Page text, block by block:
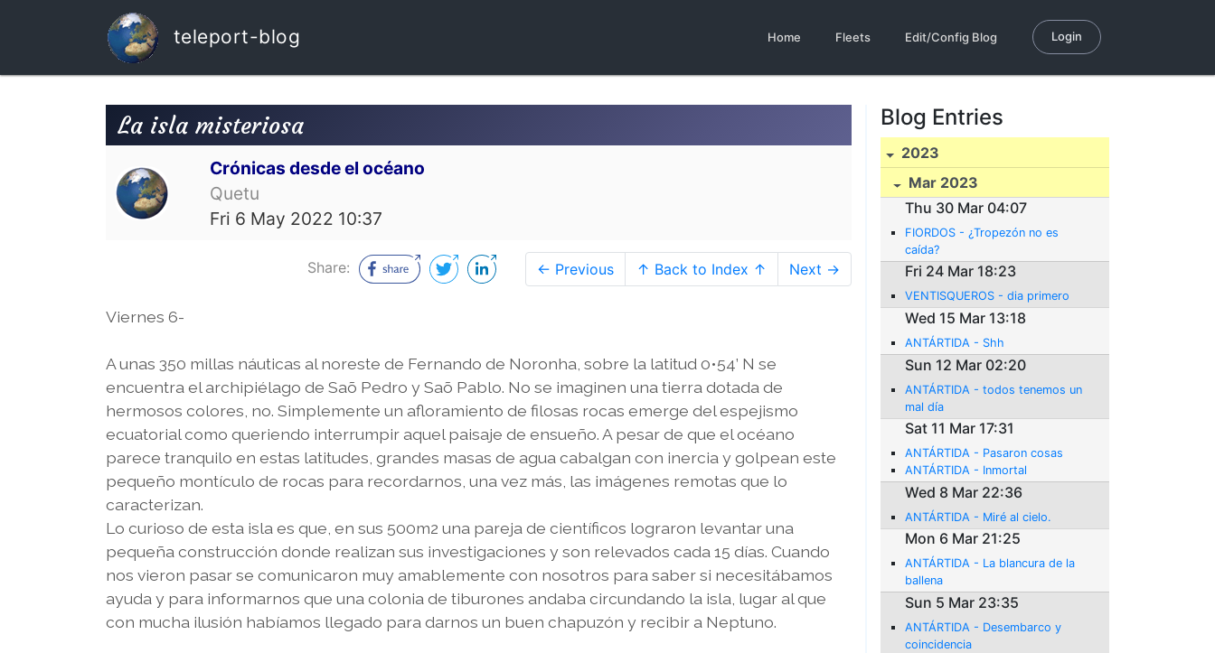
teleport-blog Home Fleets Edit/Config Blog Login
La isla misteriosa
Crónicas desde el océano
Quetu
Fri 6 May 2022 10:37
Share: ← Previous ↑ Back to Index ↑ Next →
Viernes 6-
A unas 350 millas náuticas al noreste de Fernando de Noronha, sobre la latitud 0•54’ N se
encuentra el archipiélago de Saõ Pedro y Saõ Pablo. No se imaginen una tierra dotada de
hermosos colores, no. Simplemente un afloramiento de filosas rocas emerge del espejismo
ecuatorial como queriendo interrumpir aquel paisaje de ensueño. A pesar de que el océano
parece tranquilo en estas latitudes, grandes masas de agua cabalgan con inercia y golpean este
pequeño montículo de rocas para recordarnos, una vez más, las imágenes remotas que lo
caracterizan.
Lo curioso de esta isla es que, en sus 500m2 una pareja de científicos lograron levantar una
pequeña construcción donde realizan sus investigaciones y son relevados cada 15 días. Cuando
nos vieron pasar se comunicaron muy amablemente con nosotros para saber si necesitábamos
ayuda y para informarnos que una colonia de tiburones andaba circundando la isla, lugar al que
con mucha ilusión habíamos llegado para darnos un buen chapuzón y recibir a Neptuno.
Blog Entries
2023
Mar 2023
Thu 30 Mar 04:07
FIORDOS - ¿Tropezón no es
caída?
Fri 24 Mar 18:23
VENTISQUEROS - dia primero
Wed 15 Mar 13:18
ANTÁRTIDA - Shh
Sun 12 Mar 02:20
ANTÁRTIDA - todos tenemos un
mal día
Sat 11 Mar 17:31
ANTÁRTIDA - Pasaron cosas
ANTÁRTIDA - Inmortal
Wed 8 Mar 22:36
ANTÁRTIDA - Miré al cielo.
Mon 6 Mar 21:25
ANTÁRTIDA - La blancura de la
ballena
Sun 5 Mar 23:35
ANTÁRTIDA - Desembarco y
coincidencia